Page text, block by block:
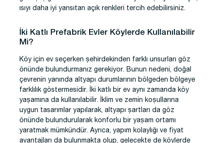
ısıyı daha iyi yansıtan açık renkleri tercih edebilirsiniz.
İki Katlı Prefabrik Evler Köylerde Kullanılabilir
Mi?
Köy için ev seçerken şehirdekinden farklı unsurları göz
önünde bulundurmanız gerekiyor. Bunun nedeni, doğal
çevrenin yanında altyapı durumlarının bölgeden bölgeye
farklılık göstermesidir. İki katlı bir ev aynı zamanda köy
yaşamına da kullanılabilir. İklim ve zemin koşullarına
uygun tasarımlar yapılarak, altyapı şartları da göz
önünde bulundurularak konforlu bir yaşam ortamı
yaratmak mümkündür. Ayrıca, yapım kolaylığı ve fiyat
avantajları da bulunmakta olup, gelecekte de köylerde